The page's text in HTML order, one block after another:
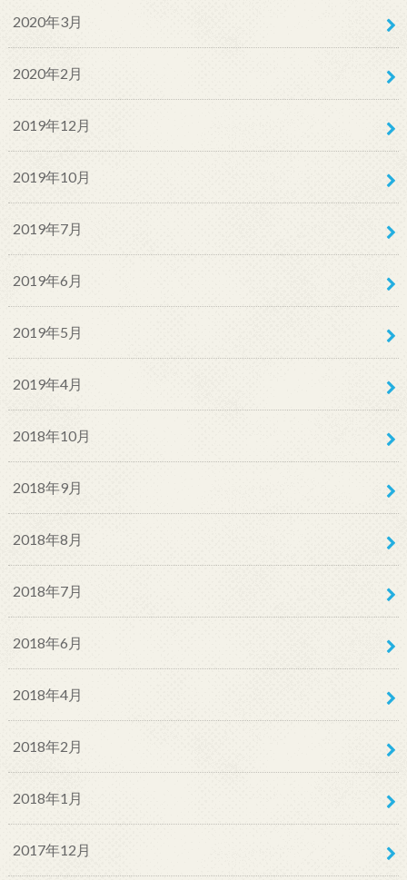
2020年3月
2020年2月
2019年12月
2019年10月
2019年7月
2019年6月
2019年5月
2019年4月
2018年10月
2018年9月
2018年8月
2018年7月
2018年6月
2018年4月
2018年2月
2018年1月
2017年12月